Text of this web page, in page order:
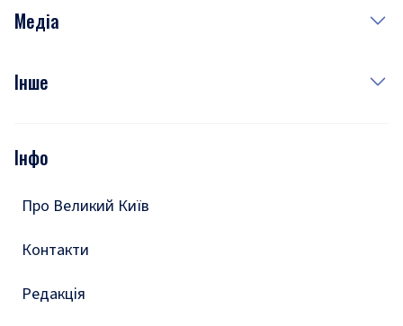
Рецепти
Медіа
Фото
Подкасти
Інше
Тести
Інфо
Про Великий Київ
Контакти
Редакція